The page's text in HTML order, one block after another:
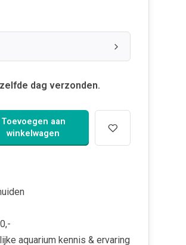
dag verzonden.
Toevoegen aan
winkelwagen
aquarium kennis & ervaring